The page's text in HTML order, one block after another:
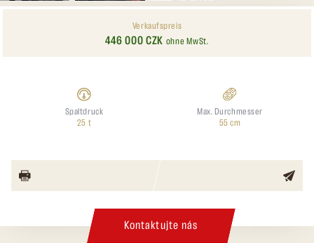
Verkaufspreis
446 000 CZK ohne MwSt.
Spaltdruck
25 t
Max. Durchmesser
55 cm
Kontaktujte nás